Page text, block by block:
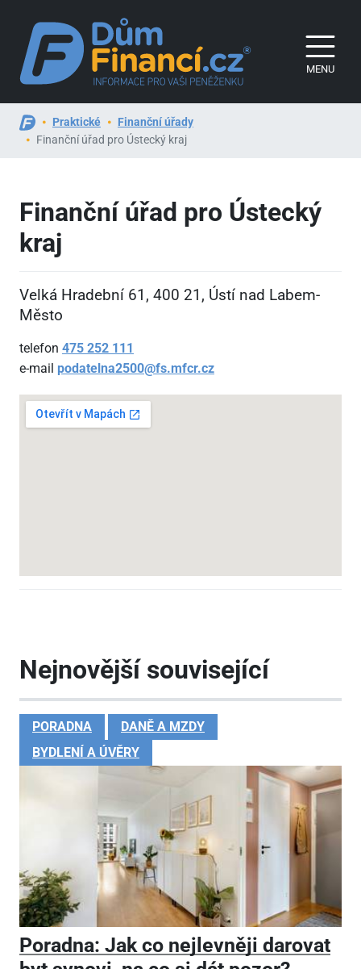
MENU
Praktické
Finanční úřady
Finanční úřad pro Ústecký kraj
Finanční úřad pro Ústecký
kraj
Velká Hradební 61, 400 21, Ústí nad Labem-
Město
telefon 475 252 111
e-mail podatelna2500@fs.mfcr.cz
Nejnovější související
PORADNA
DANĚ A MZDY
BYDLENÍ A ÚVĚRY
Poradna: Jak co nejlevněji darovat